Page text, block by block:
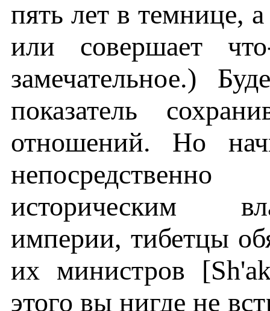
пять лет в темнице,
или совершает
замечательное.)
показатель
отношений. Но
историческим
империи, тибетцы
их министров
этого вы нигде не